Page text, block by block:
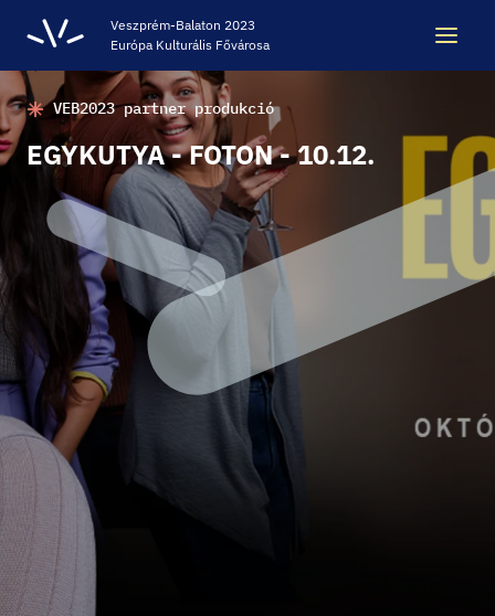
Veszprém-Balaton 2023
Európa Kulturális Fővárosa
Keresés
ÖRÖKSÉG
VESZPRÉM-BALATON 2023 EKF
CODE - DIGITÁLIS ÉLMÉNYKÖZPONT
VÁRBÖRTÖN LÁTOGATÓKÖZPONT
HELLOVEB PROGRAMAJÁNLÓ
KARRIER
EGYKUTYA - FOTON - 10.12.
VEB2023 partner produkció